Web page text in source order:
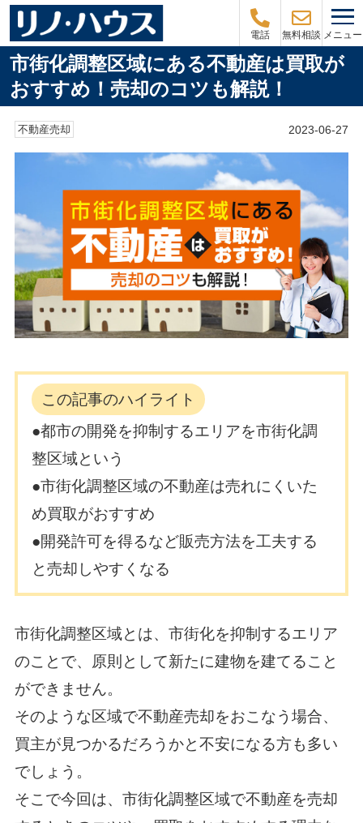
電話 無料相談 メニュー
市街化調整区域にある不動産は買取が
おすすめ！売却のコツも解説！
不動産売却 2023-06-27
この記事のハイライト
●都市の開発を抑制するエリアを市街化調
整区域という
●市街化調整区域の不動産は売れにくいた
め買取がおすすめ
●開発許可を得るなど販売方法を工夫する
と売却しやすくなる
市街化調整区域とは、市街化を抑制するエリア
のことで、原則として新たに建物を建てること
ができません。
そのような区域で不動産売却をおこなう場合、
買主が見つかるだろうかと不安になる方も多い
でしょう。
そこで今回は、市街化調整区域で不動産を売却